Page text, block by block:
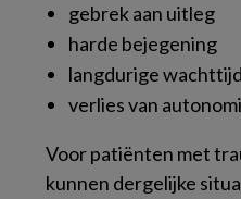
gebrek aan uitleg
harde bejegening
langdurige
verlies van
Voor patiënten met
kunnen dergelijke